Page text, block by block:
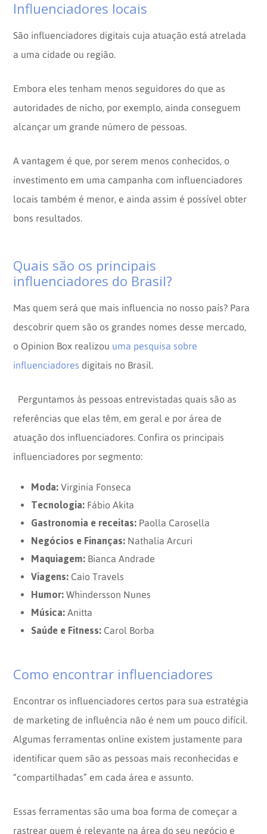
Influenciadores locais
São influenciadores digitais cuja atuação está atrelada
a uma cidade ou região.
Embora eles tenham menos seguidores do que as
autoridades de nicho, por exemplo, ainda conseguem
alcançar um grande número de pessoas.
A vantagem é que, por serem menos conhecidos, o
investimento em uma campanha com influenciadores
locais também é menor, e ainda assim é possível obter
bons resultados.
Quais são os principais
influenciadores do Brasil?
Mas quem será que mais influencia no nosso país? Para
descobrir quem são os grandes nomes desse mercado,
o Opinion Box realizou uma pesquisa sobre
influenciadores digitais no Brasil.
Perguntamos às pessoas entrevistadas quais são as
referências que elas têm, em geral e por área de
atuação dos influenciadores. Confira os principais
influenciadores por segmento:
Moda: Virginia Fonseca
Tecnologia: Fábio Akita
Gastronomia e receitas: Paolla Carosella
Negócios e Finanças: Nathalia Arcuri
Maquiagem: Bianca Andrade
Viagens: Caio Travels
Humor: Whindersson Nunes
Música: Anitta
Saúde e Fitness: Carol Borba
Como encontrar influenciadores
Encontrar os influenciadores certos para sua estratégia
de marketing de influência não é nem um pouco difícil.
Algumas ferramentas online existem justamente para
identificar quem são as pessoas mais reconhecidas e
“compartilhadas” em cada área e assunto.
Essas ferramentas são uma boa forma de começar a
rastrear quem é relevante na área do seu negócio e